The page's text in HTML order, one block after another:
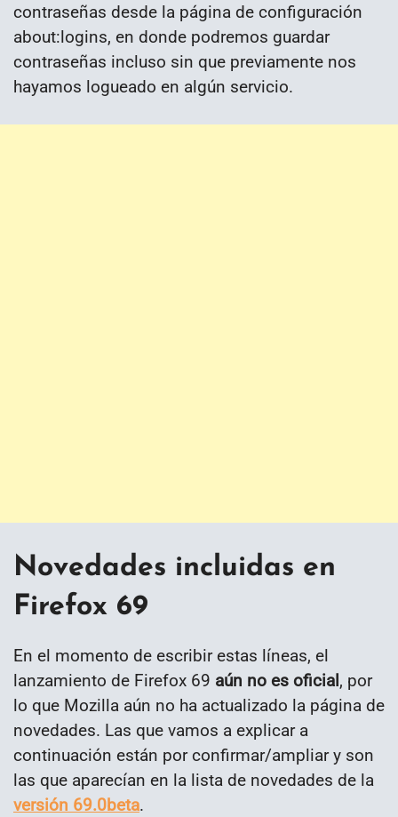
contraseñas desde la página de configuración
about:logins, en donde podremos guardar
contraseñas incluso sin que previamente nos
hayamos logueado en algún servicio.
Novedades incluidas en
Firefox 69
En el momento de escribir estas líneas, el
lanzamiento de Firefox 69 aún no es oficial, por
lo que Mozilla aún no ha actualizado la página de
novedades. Las que vamos a explicar a
continuación están por confirmar/ampliar y son
las que aparecían en la lista de novedades de la
versión 69.0beta.